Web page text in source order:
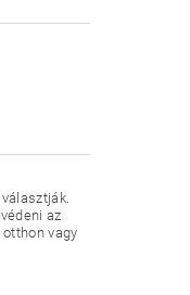
az
vagy